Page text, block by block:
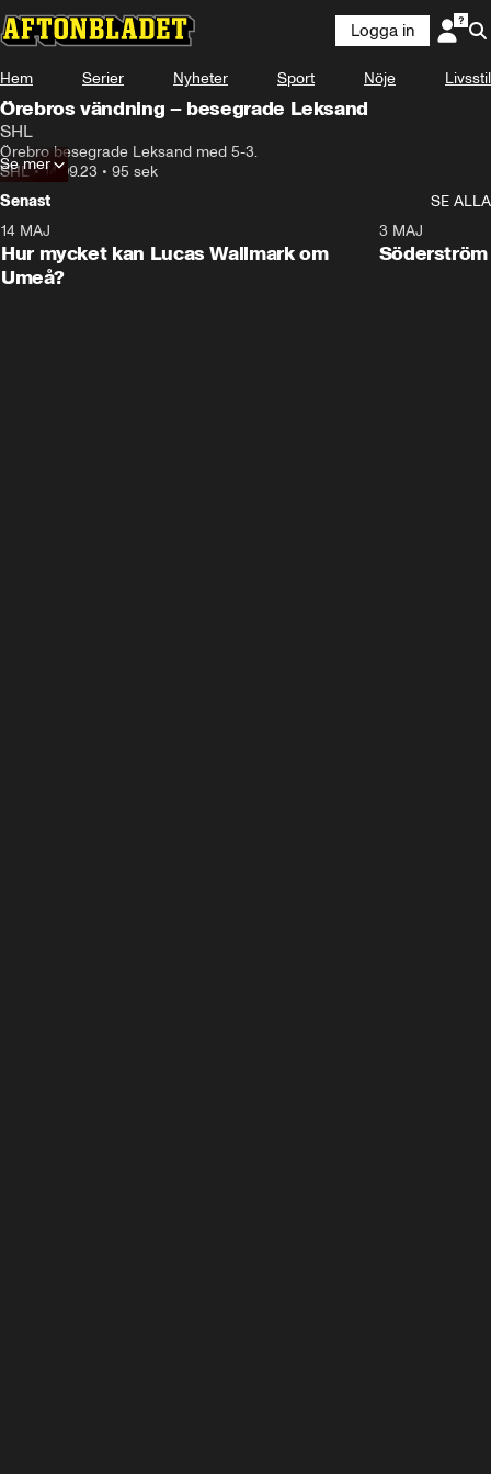
Logga in
Hem Serier Nyheter Sport Nöje Livsstil
Örebros vändning – besegrade Leksand
SHL
Örebro besegrade Leksand med 5-3.
SHL•14.09.23 • 95 sek
Se mer
Senast
SE ALLA
Plus
14 MAJ
Hur mycket kan Lucas Wallmark om
Umeå?
3 MAJ